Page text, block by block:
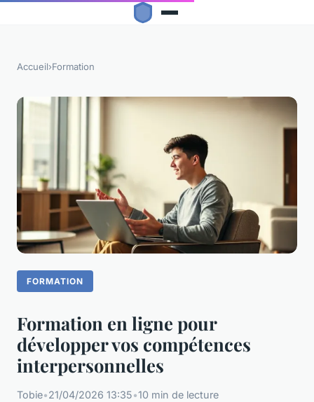
Accueil›Formation
FORMATION
Formation en ligne pour
développer vos compétences
interpersonnelles
Tobie•21/04/2026 13:35•10 min de lecture